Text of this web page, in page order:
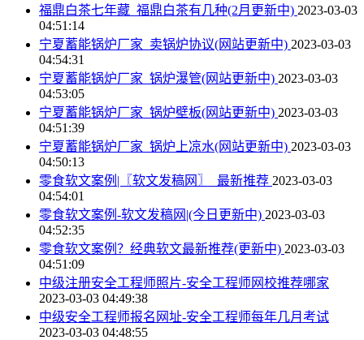
福鼎白茶七年藏_福鼎白茶有几种(2月更新中) 2023-03-03
04:51:14
宁夏蓄能锅炉厂家_卖锅炉协议(网站更新中) 2023-03-03
04:54:31
宁夏蓄能锅炉厂家_锅炉瀑管(网站更新中) 2023-03-03
04:53:05
宁夏蓄能锅炉厂家_锅炉壁板(网站更新中) 2023-03-03
04:51:39
宁夏蓄能锅炉厂家_锅炉上凉水(网站更新中) 2023-03-03
04:50:13
零食软文案例|〖软文发稿网〗_最新推荐 2023-03-03
04:54:01
零食软文案例-软文发稿网|(今日更新中) 2023-03-03
04:52:35
零食软文案例？经典软文最新推荐(更新中) 2023-03-03
04:51:09
中级注册安全工程师照片-安全工程师网校推荐哪家
2023-03-03 04:49:38
中级安全工程师报名网址-安全工程师每年几月考试
2023-03-03 04:48:55